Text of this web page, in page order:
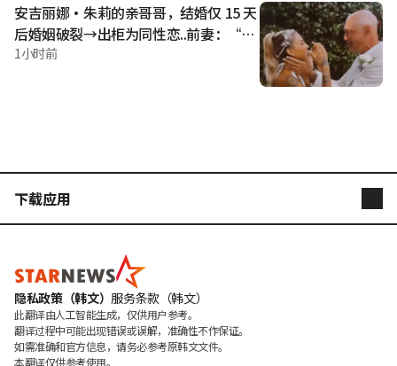
安吉丽娜·朱莉的亲哥哥，结婚仅 15 天
后婚姻破裂→出柜为同性恋..前妻：“我
的伴侣”表示支持 [★好莱坞]
1小时前
下载应用
STARPOLL
隐私政策（韩文） 服务条款（韩文）
此翻译由人工智能生成，仅供用户参考。
翻译过程中可能出现错误或误解，准确性不作保证。
如需准确和官方信息，请务必参考原韩文文件。
本翻译仅供参考使用。